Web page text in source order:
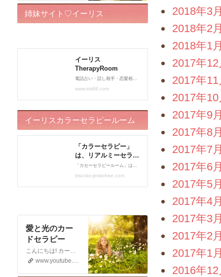
2018年3
2018年2
2018年1
2017年12
2017年11
2017年10
2017年9
2017年8
2017年7
2017年6
2017年5
2017年4
2017年3
2017年2
2017年1
2016年12
姉妹サイト♡イーリス
イーリスカラーセラピールーム
愛と光のカー
ドセラピー
こんにちは! カードセラピストのイーリスです 電話鑑定、メール鑑定などをしております お仕事の宣伝もさせていただく 動画です。 この動画が少しでもお役に立てると幸いです。 申し訳ございませんが このチャンネルではコメントの受付はしておりません。 ライブドアブログの方に入れていただくと幸いです。 末永くよろしくお願いいたします!
www.youtube.com